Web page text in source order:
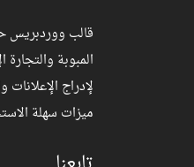
قالب ووردبريس
المبوبة
لإدراج الإعلانات
ميزات سهلة